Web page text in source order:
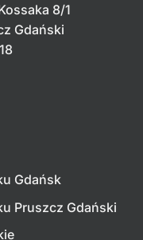
8/1
Gdański
Gdańsk
Pruszcz Gdański